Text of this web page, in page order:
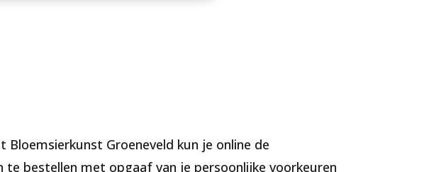
Groeneveld kun je online de
bestellen met opgaaf van je persoonlijke voorkeuren